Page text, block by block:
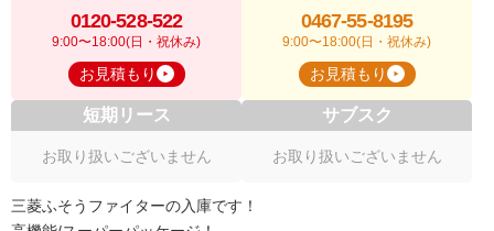
0120-528-522
9:00〜18:00(日・祝休み)
お見積もり
0467-55-8195
9:00〜18:00(日・祝休み)
お見積もり
短期リース
お取り扱いございません
サブスク
お取り扱いございません
三菱ふそうファイターの入庫です！